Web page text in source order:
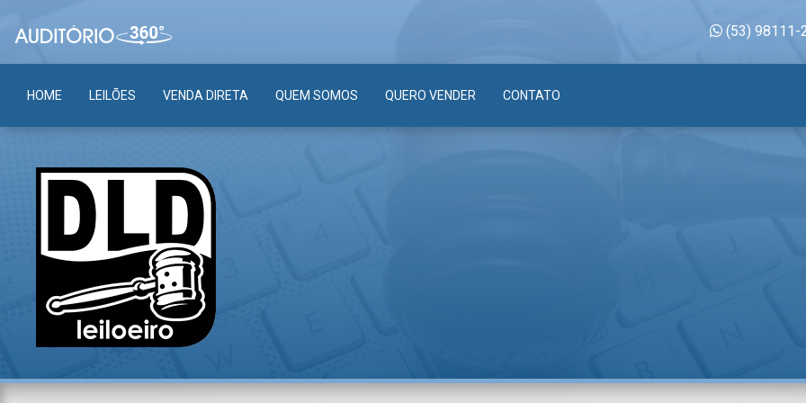
(53) 98111-
HOME LEILÕES VENDA DIRETA QUEM SOMOS QUERO VENDER CONTATO